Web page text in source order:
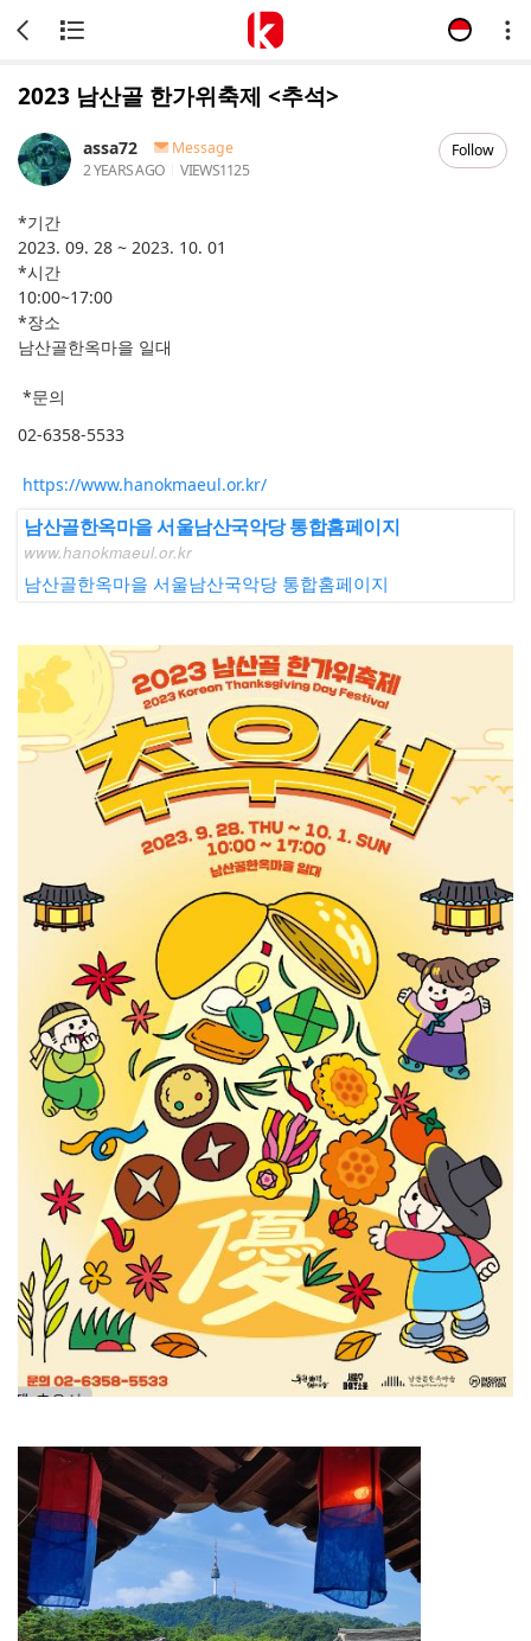
2023 남산골 한가위축제 <추석>
assa72
Message
2 YEARS AGO
VIEWS1125
Follow
*기간
2023. 09. 28 ~ 2023. 10. 01
*시간
10:00~17:00
*장소
남산골한옥마을 일대
*문의
02-6358-5533
https://www.hanokmaeul.or.kr/
남산골한옥마을 서울남산국악당 통합홈페이지
www.hanokmaeul.or.kr
남산골한옥마을 서울남산국악당 통합홈페이지